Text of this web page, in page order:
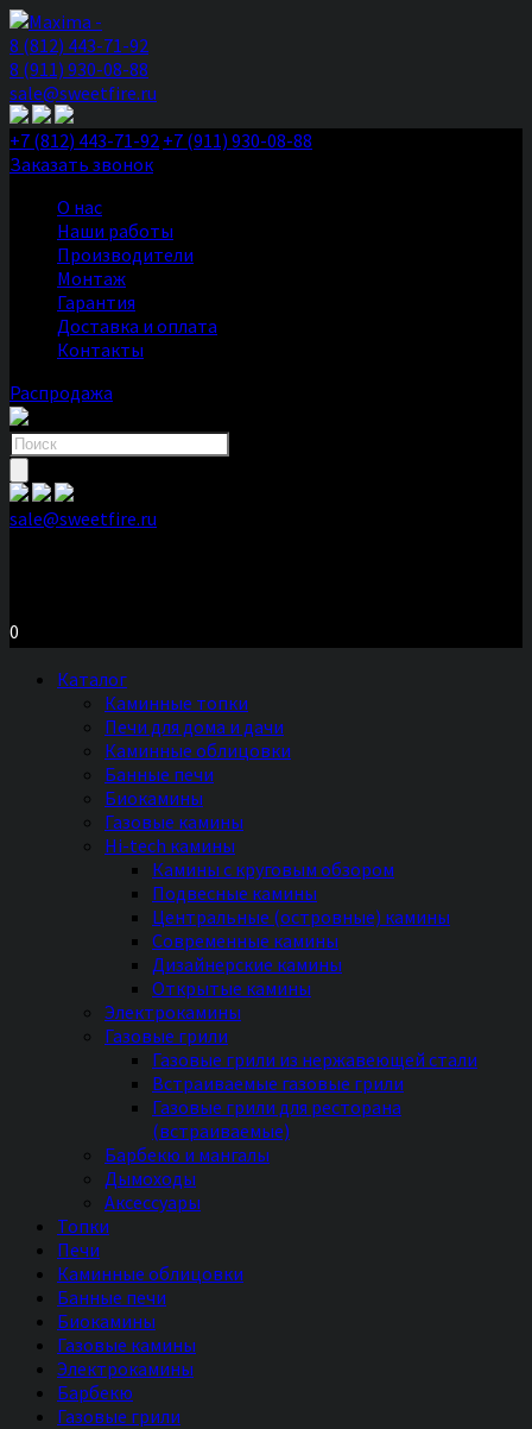
8 (812) 443-71-92
8 (911) 930-08-88
sale@sweetfire.ru
+7 (812) 443-71-92 +7 (911) 930-08-88
Заказать звонок
О нас
Наши работы
Производители
Монтаж
Гарантия
Доставка и оплата
Контакты
Распродажа
Поиск
товаров
sale@sweetfire.ru
0
Каталог
Каминные топки
Печи для дома и дачи
Каминные облицовки
Банные печи
Биокамины
Газовые камины
Hi-tech камины
Камины с круговым обзором
Подвесные камины
Центральные (островные) камины
Современные камины
Дизайнерские камины
Открытые камины
Электрокамины
Газовые грили
Газовые грили из нержавеющей стали
Встраиваемые газовые грили
Газовые грили для ресторана
(встраиваемые)
Барбекю и мангалы
Дымоходы
Аксессуары
Топки
Печи
Каминные облицовки
Банные печи
Биокамины
Газовые камины
Электрокамины
Барбекю
Газовые грили